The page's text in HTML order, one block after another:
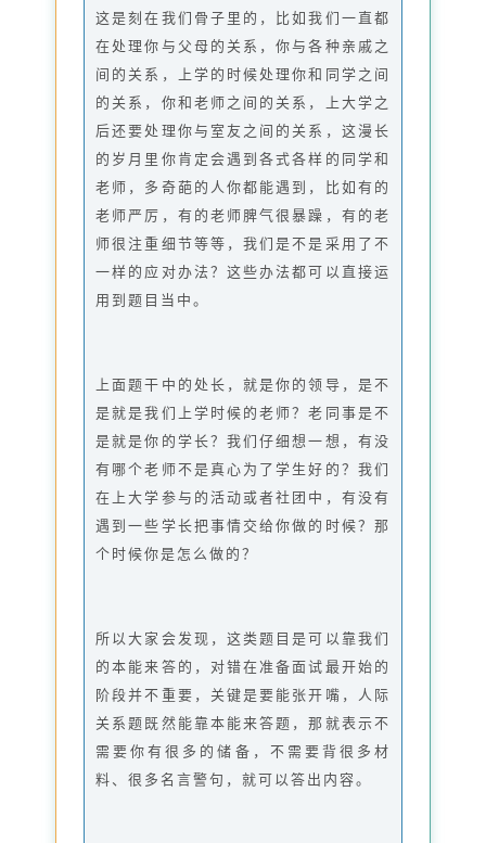
这是刻在我们骨子里的，比如我们一直都
在处理你与父母的关系，你与各种亲戚之
间的关系，上学的时候处理你和同学之间
的关系，你和老师之间的关系，上大学之
后还要处理你与室友之间的关系，这漫长
的岁月里你肯定会遇到各式各样的同学和
老师，多奇葩的人你都能遇到，比如有的
老师严厉，有的老师脾气很暴躁，有的老
师很注重细节等等，我们是不是采用了不
一样的应对办法？这些办法都可以直接运
用到题目当中。
上面题干中的处长，就是你的领导，是不
是就是我们上学时候的老师？老同事是不
是就是你的学长？我们仔细想一想，有没
有哪个老师不是真心为了学生好的？我们
在上大学参与的活动或者社团中，有没有
遇到一些学长把事情交给你做的时候？那
个时候你是怎么做的？
所以大家会发现，这类题目是可以靠我们
的本能来答的，对错在准备面试最开始的
阶段并不重要，关键是要能张开嘴，人际
关系题既然能靠本能来答题，那就表示不
需要你有很多的储备，不需要背很多材
料、很多名言警句，就可以答出内容。